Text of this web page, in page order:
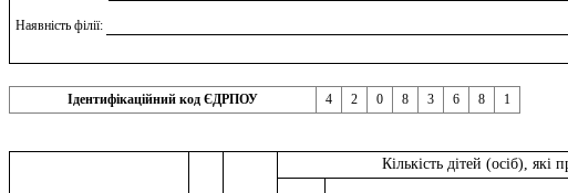
Наявність філії:
Ідентифікаційний код ЄДРПОУ 4 2 0 8 3 6 8 1
Кількість дітей (осіб),